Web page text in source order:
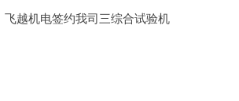
飞越机电签约我司三综合试验机